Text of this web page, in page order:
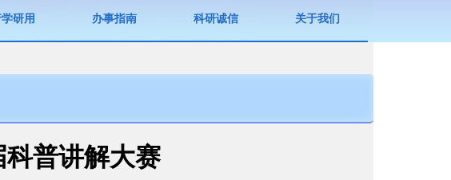
研用 办事指南 科研诚信 关于我们
普讲解大赛